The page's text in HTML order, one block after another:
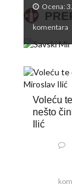
Ocena:
komentara
Voleću
nešto
Ilić